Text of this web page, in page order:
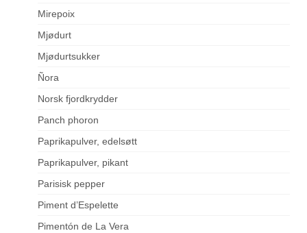
Mirepoix
Mjødurt
Mjødurtsukker
Ñora
Norsk fjordkrydder
Panch phoron
Paprikapulver, edelsøtt
Paprikapulver, pikant
Parisisk pepper
Piment d’Espelette
Pimentón de La Vera